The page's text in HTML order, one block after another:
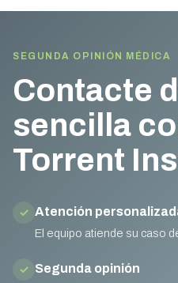
SEGUNDA OPINIÓN MÉDICA
Contacte
sencilla
Torrent
✓ Atención
El equipo atiende su caso
✓ Segunda opinión